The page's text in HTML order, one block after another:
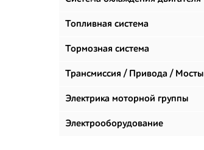
Топливная система
Тормозная система
Трансмиссия / Привода / Мосты
Электрика моторной группы
Электрооборудование